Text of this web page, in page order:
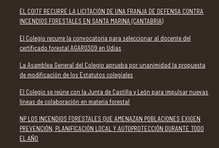
EL COITF RECURRE LA LICITACIÓN DE UNA FRANJA DE DEFENSA CONTRA
INCENDIOS FORESTALES EN SANTA MARINA (CANTABRIA)
El Colegio recurre la convocatoria para seleccionar al docente del
certificado forestal AGAR0309 en Udías
La Asamblea General del Colegio aprueba por unanimidad la propuesta
de modificación de los Estatutos colegiales
El Colegio se reúne con la Junta de Castilla y León para impulsar nuevas
líneas de colaboración en materia forestal
NP LOS INCENDIOS FORESTALES QUE AMENAZAN POBLACIONES EXIGEN
PREVENCIÓN, PLANIFICACIÓN LOCAL Y AUTOPROTECCIÓN DURANTE TODO
EL AÑO